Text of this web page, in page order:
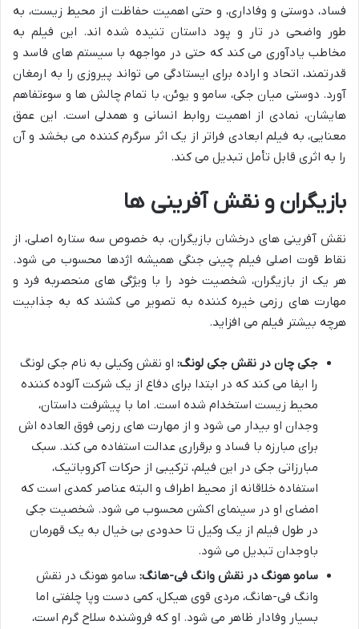
فساد، دوستی و وفاداری، و حتی اهمیت حفاظت از محیط زیست، به
طور واضحی در تار و پود داستان تنیده شده اند. این فیلم به
مخاطب یادآوری می کند که حتی در مواجهه با سیستم های فاسد و
قدرتمند، اتحاد و اراده برای ایستادگی می تواند پیروزی را به ارمغان
آورد. دوستی میان جکی، سامو و یوئن، با تمام چالش ها و سوءتفاهم
هایشان، نمادی از اهمیت روابط انسانی و همدلی است. این عمق
معنایی، به فیلم ابعادی فراتر از یک اثر سرگرم کننده می بخشد و آن
را به اثری قابل تأمل تبدیل می کند.
بازیگران و نقش آفرینی ها
نقش آفرینی های درخشان بازیگران، به خصوص سه ستاره اصلی، از
نقاط قوت اصلی فیلم چینی جنگی همیشه اژدها محسوب می شود.
هر یک از بازیگران، شخصیت خود را با ویژگی های منحصربه فرد و
مهارت های رزمی خیره کننده به تصویر می کشند که به جذابیت
هرچه بیشتر فیلم می افزاید.
جکی چان در نقش جکی لونگ: او نقش وکیلی به نام جکی لونگ
را ایفا می کند که در ابتدا برای دفاع از یک شرکت آلوده کننده
محیط زیست استخدام شده است. اما با پیشرفت داستان،
وجدان او بیدار می شود و از مهارت های رزمی فوق العاده اش
برای مبارزه با فساد و برقراری عدالت استفاده می کند. سبک
مبارزاتی جکی در این فیلم، ترکیبی از حرکات آکروباتیک،
استفاده خلاقانه از محیط اطراف و البته عناصر کمدی است که
امضای او در سینمای اکشن محسوب می شود. شخصیت جکی
در طول فیلم از یک وکیل تا حدودی بی خیال به یک قهرمان
باوجدان تبدیل می شود.
سامو هونگ در نقش وانگ فی-هانگ: سامو هونگ در نقش
وانگ فی-هانگ، مردی قوی هیکل، کمی دست وپا چلفتی اما
بسیار وفادار ظاهر می شود. او که فروشنده سلاح گرم است،